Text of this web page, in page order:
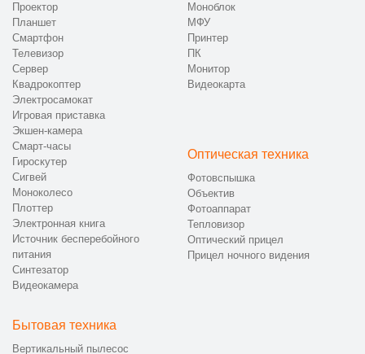
Проектор
Планшет
Смартфон
Телевизор
Сервер
Квадрокоптер
Электросамокат
Игровая приставка
Экшен-камера
Смарт-часы
Гироскутер
Сигвей
Моноколесо
Плоттер
Электронная книга
Источник бесперебойного
питания
Синтезатор
Видеокамера
Моноблок
МФУ
Принтер
ПК
Монитор
Видеокарта
Оптическая техника
Фотовспышка
Объектив
Фотоаппарат
Тепловизор
Оптический прицел
Прицел ночного видения
Бытовая техника
Вертикальный пылесос